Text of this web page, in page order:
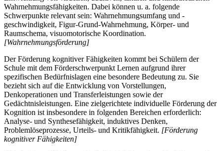
Wahrnehmungsfähigkeiten. Dabei können u. a. folgende
Schwerpunkte relevant sein: Wahrnehmungsumfang und -
geschwindigkeit, Figur-Grund-Wahrnehmung, Körper- und
Raumschema, visuomotorische Koordination.
[Wahrnehmungsförderung]
Der Förderung kognitiver Fähigkeiten kommt bei Schülern der
Schule mit dem Förderschwerpunkt Lernen aufgrund ihrer
spezifischen Bedürfnislagen eine besondere Bedeutung zu. Sie
bezieht sich auf die Entwicklung von Vorstellungen,
Denkoperationen und Transferleistungen sowie der
Gedächtnisleistungen. Eine zielgerichtete individuelle Förderung der
Kognition ist insbesondere in folgenden Bereichen erforderlich:
Analyse- und Synthesefähigkeit, induktives Denken,
Problemlöseprozesse, Urteils- und Kritikfähigkeit. [Förderung
kognitiver Fähigkeiten]